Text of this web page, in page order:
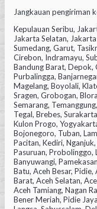
Jangkauan pengiriman
Kepulauan Seribu,
Jakarta Selatan,
Sumedang, Garut,
Cirebon, Indramayu,
Bandung Barat, Depok,
Purbalingga,
Magelang, Boyolali,
Sragen, Grobogan,
Semarang,
Tegal, Brebes,
Kulon Progo,
Bojonegoro, Tuban,
Pacitan, Kediri,
Pasuruan, Probolinggo,
Banyuwangi,
Batu, Aceh Besar,
Barat, Aceh Selatan,
Aceh Tamiang, Nagan
Bener Meriah, Pidie